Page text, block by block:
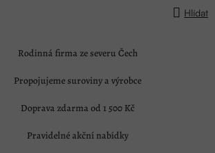
Hlídat
Rodinná firma ze severu Čech
Propojujeme suroviny a výrobce
Doprava zdarma od 1 500 Kč
Pravidelné akční nabídky